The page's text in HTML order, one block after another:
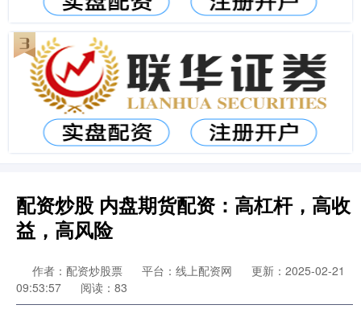
配资炒股 内盘期货配资：高杠杆，高收
益，高风险
作者：配资炒股票 平台：线上配资网
更新：2025-02-21
09:53:57
阅读：83